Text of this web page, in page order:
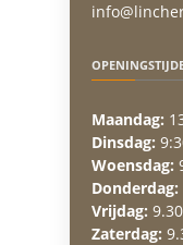
Maandag:
Dinsdag:
Woensdag:
Donderdag:
Vrijdag:
Zaterdag: